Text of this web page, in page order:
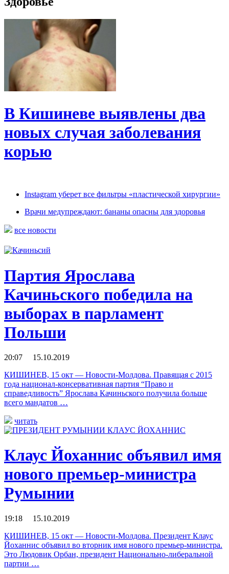
В Кишиневе выявлены два
новых случая заболевания
корью
Instagram уберет все фильтры «пластической хирургии»
Врачи медупреждают: бананы опасны для здоровья
все новости
Партия Ярослава
Качиньского победила на
выборах в парламент
Польши
20:07 15.10.2019
КИШИНЕВ, 15 окт — Новости-Молдова. Правящая с 2015
года национал-консервативная партия “Право и
справедливость” Ярослава Качиньского получила больше
всего мандатов …
читать
Клаус Йоханнис объявил имя
нового премьер-министра
Румынии
19:18 15.10.2019
КИШИНЕВ, 15 окт — Новости-Молдова. Президент Клаус
Йоханнис объявил во вторник имя нового премьер-министра.
Это Людовик Орбан, президент Национально-либеральной
партии …